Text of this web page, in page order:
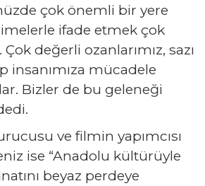
çok önemli bir yere
ifade etmek çok
değerli ozanlarımız, sazı
insanımıza mücadele
Bizler de bu geleneği
ve filmin yapımcısı
ise “Anadolu kültürüyle
beyaz perdeye